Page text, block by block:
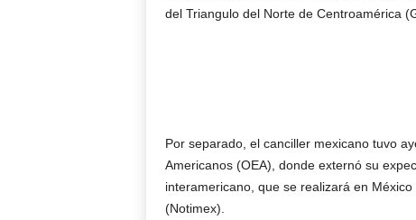
del Triangulo del Norte de Centroamérica
Por separado, el canciller mexicano tuvo
Americanos (OEA), donde externó su
interamericano, que se realizará en
(Notimex).